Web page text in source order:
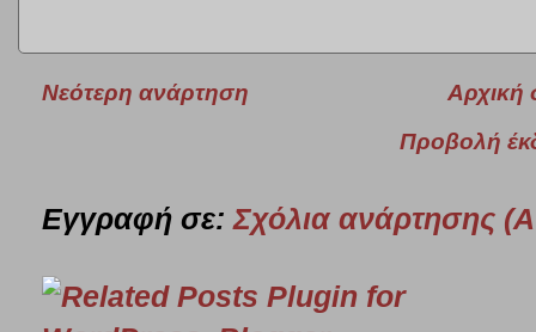
Νεότερη ανάρτηση
Αρχική
Προβολή
Εγγραφή σε:Σχόλια ανάρτησης